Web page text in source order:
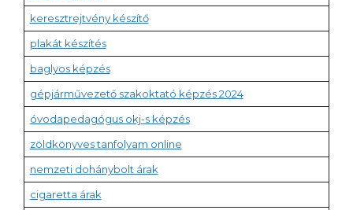
keresztrejtvény készítő
plakát készítés
baglyos képzés
gépjárművezető szakoktató képzés 2024
óvodapedagógus okj-s képzés
zöldkönyves tanfolyam online
nemzeti dohánybolt árak
cigaretta árak